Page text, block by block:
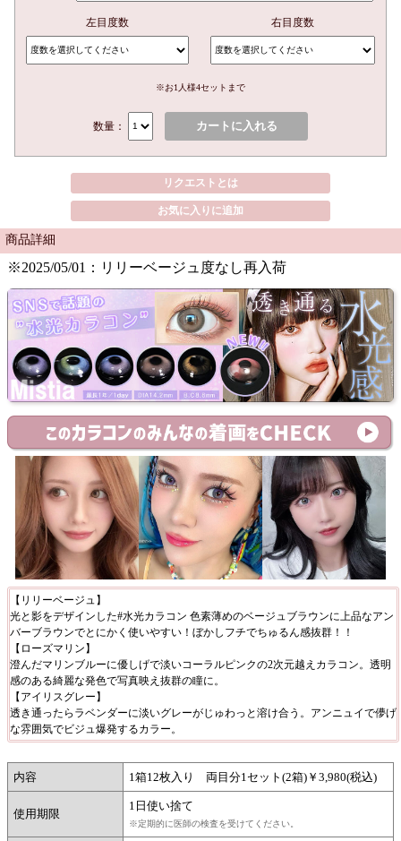
左目度数 右目度数
※お1人様4セットまで
数量： カートに入れる
リクエストとは
お気に入りに追加
商品詳細
※2025/05/01：リリーベージュ度なし再入荷
【リリーベージュ】
光と影をデザインした#水光カラコン 色素薄めのベージュブラウンに上品なアン
バーブラウンでとにかく使いやすい！ぼかしフチでちゅるん感抜群！！
【ローズマリン】
澄んだマリンブルーに優しげで淡いコーラルピンクの2次元越えカラコン。透明
感のある綺麗な発色で写真映え抜群の瞳に。
【アイリスグレー】
透き通ったらラベンダーに淡いグレーがじゅわっと溶け合う。アンニュイで儚げ
な雰囲気でビジュ爆発するカラー。
内容 1箱12枚入り 両目分1セット(2箱)￥3,980(税込)
使用期限
1日使い捨て
※定期的に医師の検査を受けてください。